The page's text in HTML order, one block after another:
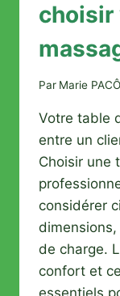
choisir
Par Marie
Votre table
entre un
Choisir une
considérer
de charge.
confort et
essentiels